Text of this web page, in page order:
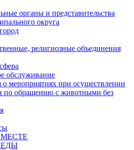
органы и представительства
округа
религиозные объединения
обслуживание
мероприятиях при осуществлении
по обращению с животными без